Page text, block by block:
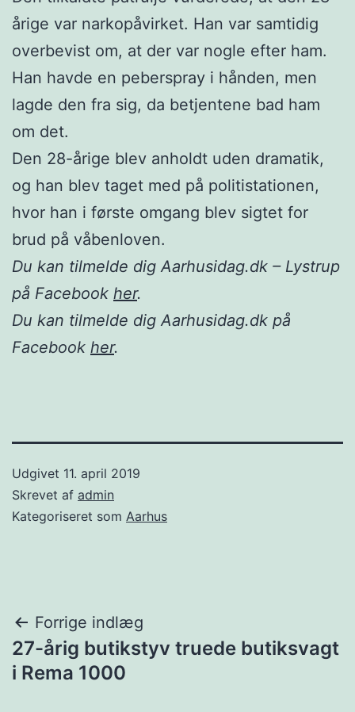
årige var narkopåvirket. Han var samtidig
overbevist om, at der var nogle efter ham.
Han havde en peberspray i hånden, men
lagde den fra sig, da betjentene bad ham
om det.
Den 28-årige blev anholdt uden dramatik,
og han blev taget med på politistationen,
hvor han i første omgang blev sigtet for
brud på våbenloven.
Du kan tilmelde dig Aarhusidag.dk – Lystrup
på Facebook her.
Du kan tilmelde dig Aarhusidag.dk på
Facebook her.
Udgivet 11. april 2019
Skrevet af admin
Kategoriseret som Aarhus
Indlægsnavigation
Forrige indlæg
27-årig butikstyv truede butiksvagt
i Rema 1000